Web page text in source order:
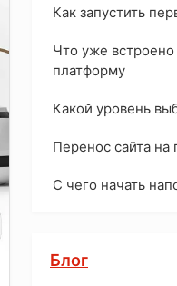
Как запустить
Что уже встроено
платформу
Какой уровень
Перенос сайта на
С чего начать
Блог